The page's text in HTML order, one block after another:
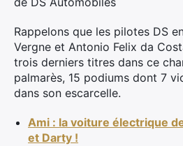
Rappelons que les pilotes DS
Vergne et Antonio Felix da
trois derniers titres dans ce
palmarès, 15 podiums dont 7
dans son escarcelle.
Ami : la voiture électrique
et Darty !
Rechercher